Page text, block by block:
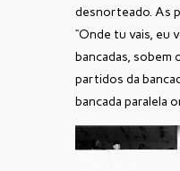
desnorteado. As
“Onde tu vais, eu
bancadas, sobem
partidos da
bancada paralela